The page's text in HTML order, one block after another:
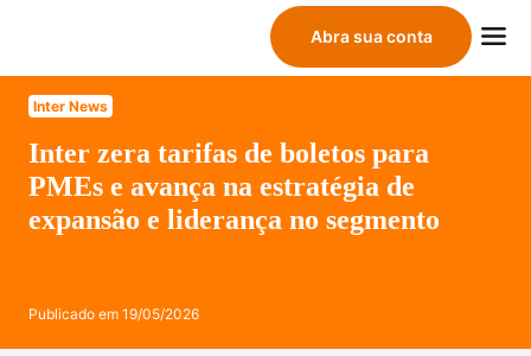
Abra sua conta
Inter News
Inter zera tarifas de boletos para
PMEs e avança na estratégia de
expansão e liderança no segmento
Publicado em 19/05/2026